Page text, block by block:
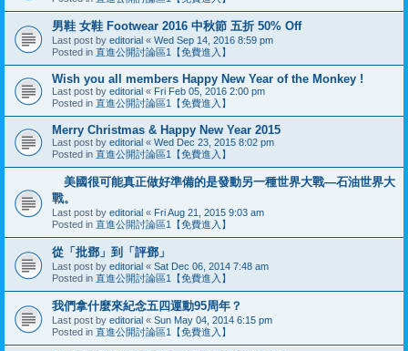
男鞋 女鞋 Footwear 2016 中 秋 節 五 折 50% Off
Last post by editorial « Wed Sep 14, 2016 8:59 pm
Posted in 直進公開討論區1【免費進入】
Wish you all members Happy New Year of the Monkey !
Last post by editorial « Fri Feb 05, 2016 2:00 pm
Posted in 直進公開討論區1【免費進入】
Merry Christmas & Happy New Year 2015
Last post by editorial « Wed Dec 23, 2015 8:02 pm
Posted in 直進公開討論區1【免費進入】
美國很可能真正做好準備的是發動另一種世界大戰—石油世界大
戰。
Last post by editorial « Fri Aug 21, 2015 9:03 am
Posted in 直進公開討論區1【免費進入】
從「批鄧」到「評鄧」
Last post by editorial « Sat Dec 06, 2014 7:48 am
Posted in 直進公開討論區1【免費進入】
我們拿什麼來紀念五四運動95周年？
Last post by editorial « Sun May 04, 2014 6:15 pm
Posted in 直進公開討論區1【免費進入】